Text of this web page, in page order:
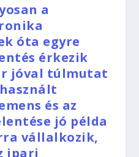
a
óta egyre
érkezik
jóval túlmutat
és az
jó példa
vállalkozik,
ipari